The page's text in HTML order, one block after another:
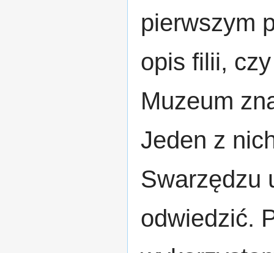
pierwszym
opis filii,
Muzeum
Jeden z
Swarzędzu
odwiedzić.